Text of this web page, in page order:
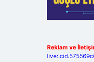
Reklam ve